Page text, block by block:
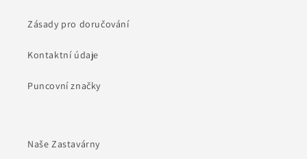
Zásady pro doručování
Kontaktní údaje
Puncovní značky
Naše Zastavárny